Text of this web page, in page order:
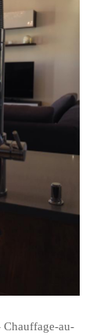
Chauffage-au-